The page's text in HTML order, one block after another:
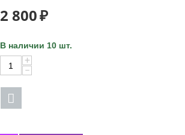
2 800₽
В наличии 10 шт.
+
−